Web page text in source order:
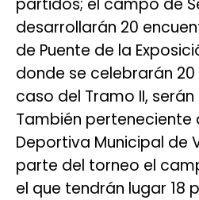
desarrollarán 20
de Puente de la
donde se celebrarán 20
caso del Tramo II, serán
También perteneciente
Deportiva Municipal de
parte del torneo el
el que tendrán lugar 18